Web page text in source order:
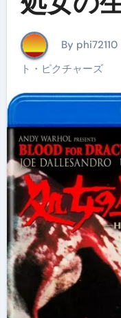
ター版
ディス
By phi72110
ト・ピクチャーズ